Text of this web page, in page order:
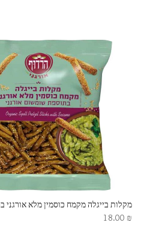
מקלות בייגלה מקמח כוסמין מלא
18.00 ₪